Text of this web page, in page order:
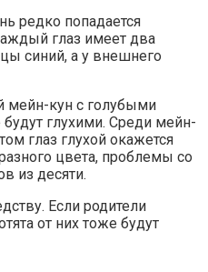
редко попадается
глаз имеет два
синий, а у внешнего
мейн-кун с голубыми
будут глухими. Среди мейн-
глаз глухой окажется
цвета, проблемы со
из десяти.
Если родители
от них тоже будут